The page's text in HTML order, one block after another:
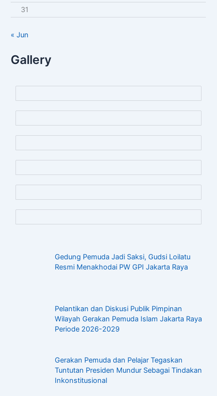
31
« Jun
Gallery
Gedung Pemuda Jadi Saksi, Gudsi Loilatu
Resmi Menakhodai PW GPI Jakarta Raya
Pelantikan dan Diskusi Publik Pimpinan
Wilayah Gerakan Pemuda Islam Jakarta Raya
Periode 2026-2029
Gerakan Pemuda dan Pelajar Tegaskan
Tuntutan Presiden Mundur Sebagai Tindakan
Inkonstitusional